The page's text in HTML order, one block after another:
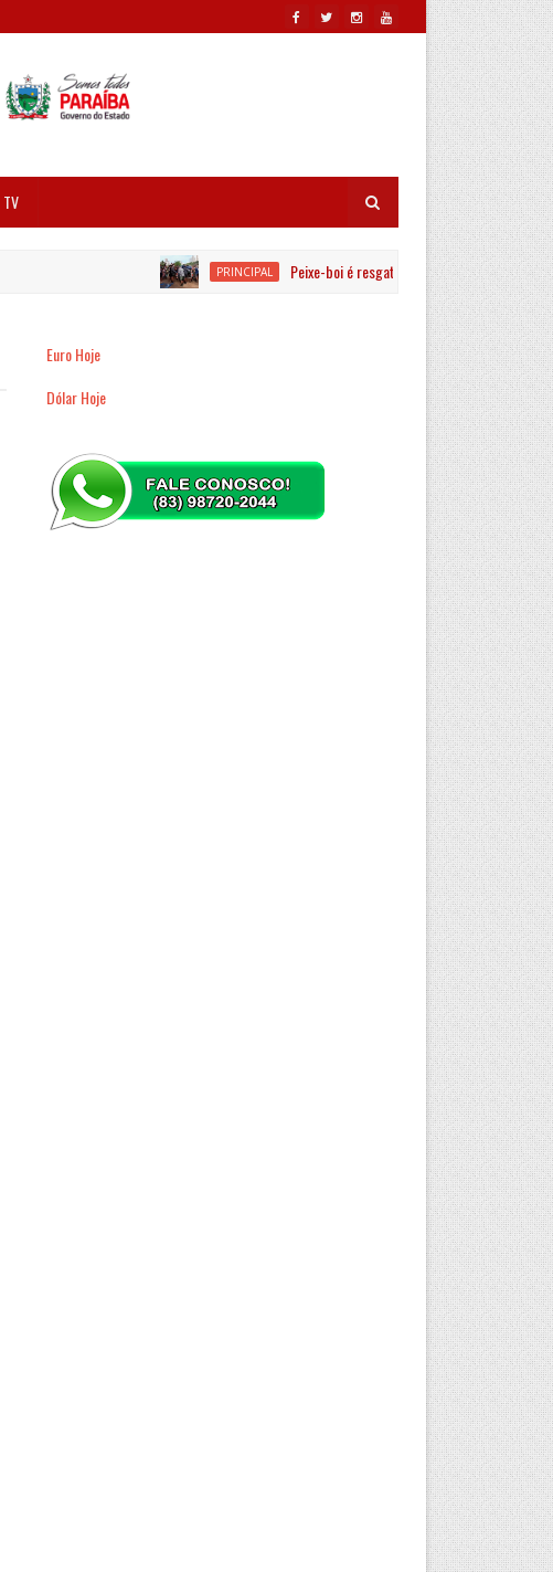
TV
PRINCIPAL Peixe-boi é resgatado por equipes ambientais no Rio
Euro Hoje
Dólar Hoje